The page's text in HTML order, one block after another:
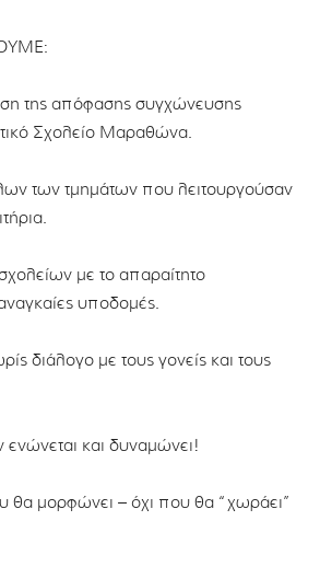
της απόφασης συγχώνευσης
Σχολείο Μαραθώνα.
των τμημάτων που λειτουργούσαν
με το απαραίτητο
υποδομές.
διάλογο με τους γονείς και τους
και δυναμώνει!
θα μορφώνει – όχι που θα “χωράει”